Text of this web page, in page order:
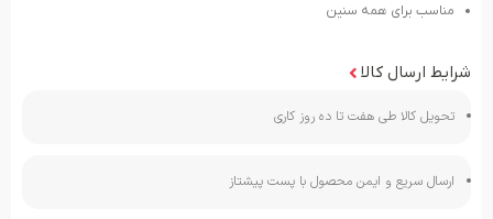
مناسب برای همه سنین
شرایط ارسال کالا
تحویل کالا طی هفت تا ده روز کاری
ارسال سریع و ایمن محصول با پست پیشتاز